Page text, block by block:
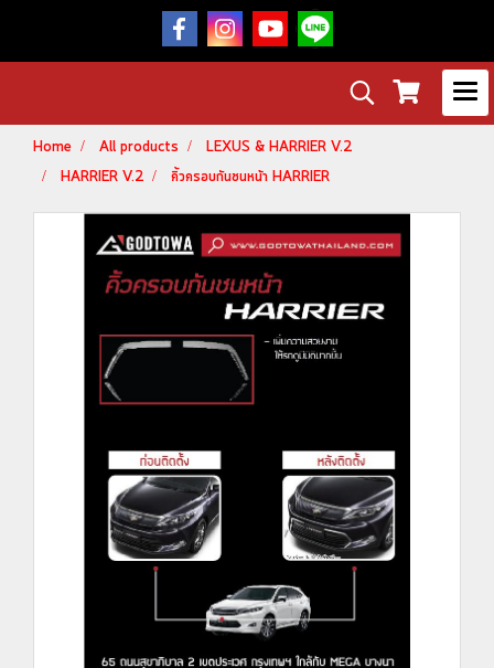
Home All products
LEXUS & HARRIER V.2
HARRIER V.2
คิ้วครอบกันชนหน้า HARRIER